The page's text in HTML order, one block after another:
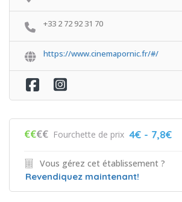
+33 2 72 92 31 70
https://www.cinemapornic.fr/#/
€€€€ Fourchette de prix 4€ - 7,8€
Vous gérez cet établissement ?
Revendiquez maintenant!